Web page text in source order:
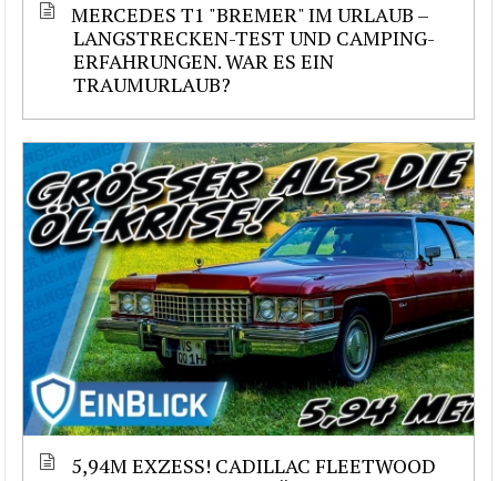
MERCEDES T1 "BREMER" IM URLAUB –
LANGSTRECKEN-TEST UND CAMPING-
ERFAHRUNGEN. WAR ES EIN
TRAUMURLAUB?
5,94M EXZESS! CADILLAC FLEETWOOD